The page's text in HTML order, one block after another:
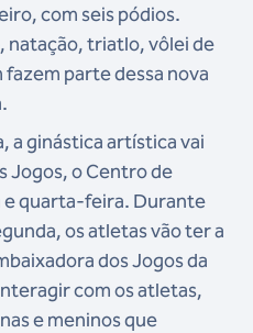
com seis pódios.
natação, triatlo, vôlei de
parte dessa nova
a ginástica artística vai
Jogos, o Centro de
quarta-feira. Durante
os atletas vão ter a
dos Jogos da
com os atletas,
e meninos que